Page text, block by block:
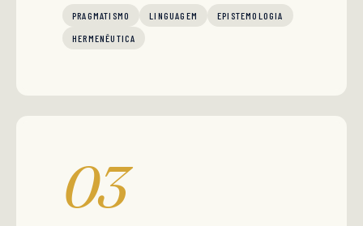
PRAGMATISMO LINGUAGEM
EPISTEMOLOGIA
HERMENÊUTICA
03